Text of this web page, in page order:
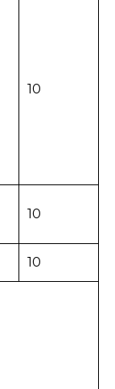
10
10
10